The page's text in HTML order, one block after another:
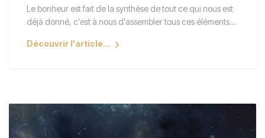
Le bonheur est fait de la synthèse de tout ce qui nous est
déjà donné, c'est à nous d'assembler tous ces éléments…
Découvrir l'article...